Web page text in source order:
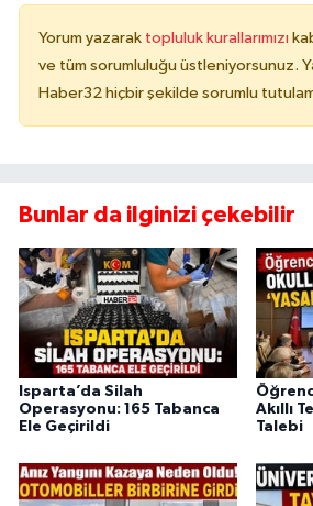
Yorum yazarak topluluk kurallarımızı
ve tüm sorumluluğu üstleniyorsunuz.
Haber32 hiçbir şekilde sorumlu
Bunlar da ilginizi çekebilir
Isparta’da Silah
Operasyonu: 165 Tabanca
Ele Geçirildi
Akıllı
Talebi